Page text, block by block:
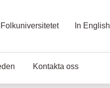
In English
Kontakta oss